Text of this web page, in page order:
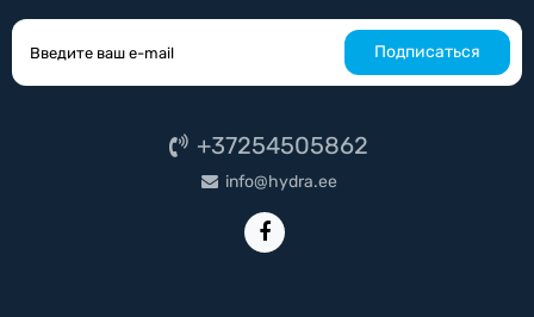
Подписаться
+37254505862
info@hydra.ee